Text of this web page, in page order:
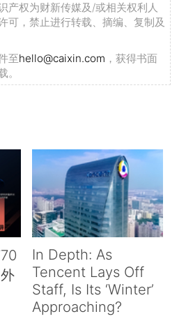
产权为财新传媒及/或相关权利人
可，禁止进行转载、摘编、复制及
至hello@caixin.com ，获得书面
。
In Depth: As
Tencent Lays Off
Staff, Is Its ‘Winter’
Approaching?